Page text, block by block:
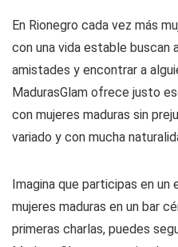
En Rionegro cada vez más
con una vida estable buscan
amistades y encontrar a
MadurasGlam ofrece justo
con mujeres maduras sin
variado y con mucha
Imagina que participas en
mujeres maduras en un bar
primeras charlas, puedes